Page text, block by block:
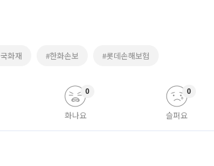
화재 #한화손보 #롯데손해보험
화나요
0
슬퍼요
0